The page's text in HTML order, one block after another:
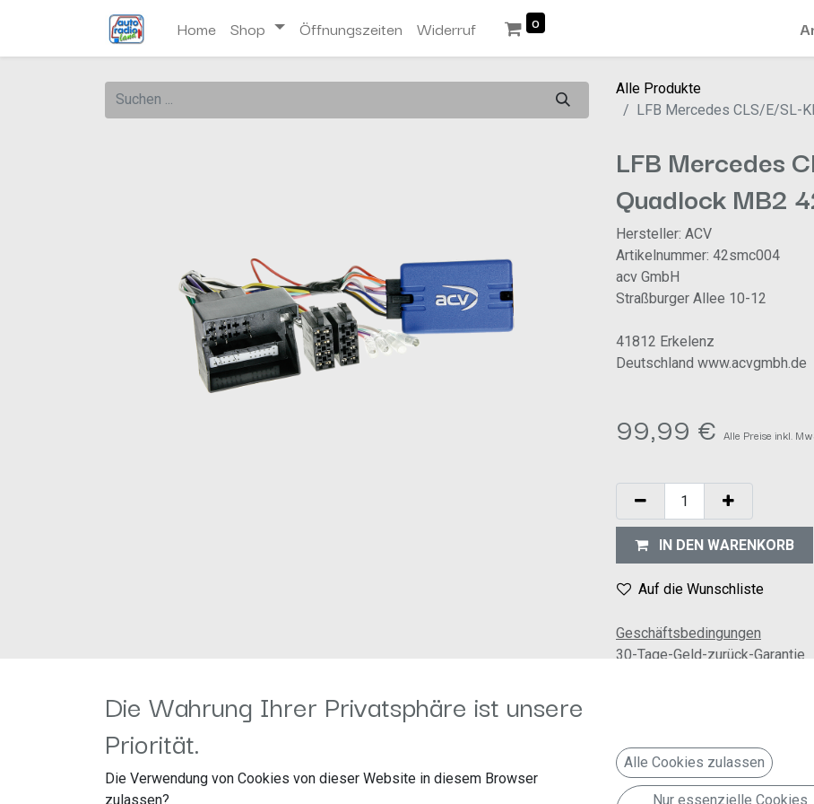
Home Shop Öffnungszeiten Widerruf 0
Alle Produkte
LFB Mercedes CLS/E/SL-
LFB Mercedes
Quadlock MB2
Hersteller: ACV
Artikelnummer: 42smc004
acv GmbH
Straßburger Allee 10-12
41812 Erkelenz
Deutschland www.acvgmbh.de
99,99 € Alle Preise inkl.
IN DEN WARENKORB
Auf die Wunschliste
Geschäftsbedingungen
30-Tage-Geld-zurück-Garantie
Die Wahrung Ihrer Privatsphäre ist unsere
Priorität.
Die Verwendung von Cookies von dieser Website in diesem Browser
zulassen?
Alle Cookies zulassen
Nur essenzielle Cookies